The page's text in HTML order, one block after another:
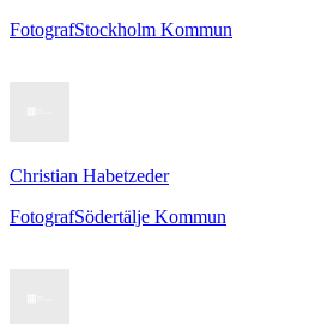
FotografStockholm Kommun
Christian Habetzeder
FotografSödertälje Kommun